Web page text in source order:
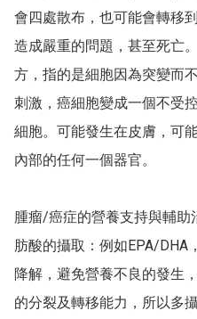
會四處散布，也可能會轉移
造成嚴重的問題，甚至死亡
方，指的是細胞因為突變而
刺激，癌細胞變成一個不受
細胞。可能發生在皮膚，可
內部的任何一個器官。
腫瘤/癌症的營養支持與輔助
肪酸的攝取：例如EPA/DHA
降解，避免營養不良的發生
的分裂及轉移能力，所以多